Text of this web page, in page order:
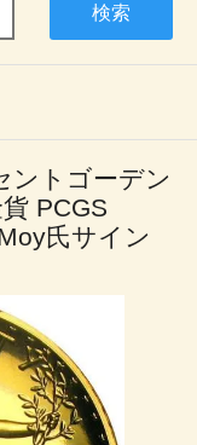
検索
ントゴーデン
PCGS
氏サイン